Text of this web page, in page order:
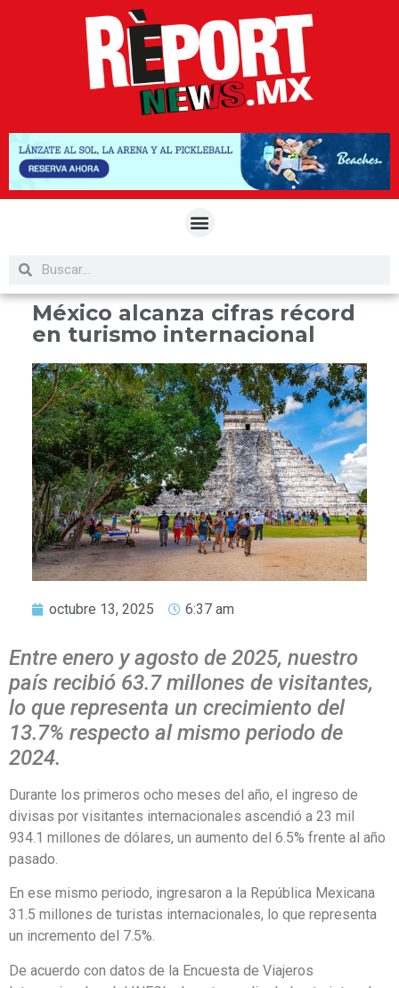
México alcanza cifras récord
en turismo internacional
octubre 13, 2025 6:37 am
Entre enero y agosto de 2025, nuestro
país recibió 63.7 millones de visitantes,
lo que representa un crecimiento del
13.7% respecto al mismo periodo de
2024.
Durante los primeros ocho meses del año, el ingreso de
divisas por visitantes internacionales ascendió a 23 mil
934.1 millones de dólares, un aumento del 6.5% frente al año
pasado.
En ese mismo periodo, ingresaron a la República Mexicana
31.5 millones de turistas internacionales, lo que representa
un incremento del 7.5%.
De acuerdo con datos de la Encuesta de Viajeros